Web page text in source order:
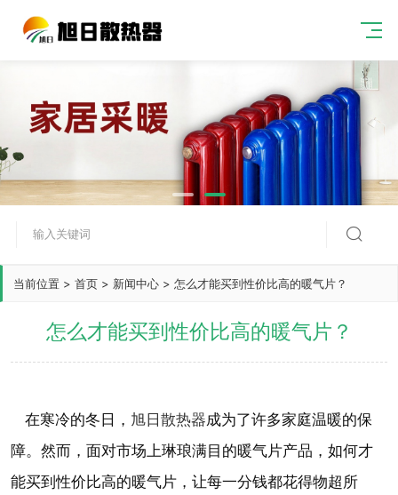

当前位置 > 首页 > 新闻中心 > 怎么才能买到性价比高的暖气片？
怎么才能买到性价比高的暖气片？
在寒冷的冬日， 旭日散热器成为了许多家庭温暖的保
障。然而，面对市场上琳琅满目的暖气片产品，如何才
能买到性价比高的暖气片，让每一分钱都花得物超所